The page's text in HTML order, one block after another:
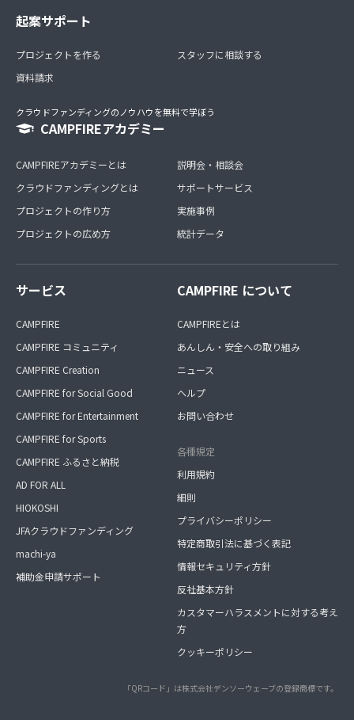
起案サポート
プロジェクトを作る
資料請求
スタッフに相談する
クラウドファンディングのノウハウを無料で学ぼう
CAMPFIREアカデミー
CAMPFIREアカデミーとは
クラウドファンディングとは
プロジェクトの作り方
プロジェクトの広め方
説明会・相談会
サポートサービス
実施事例
統計データ
サービス
CAMPFIRE
CAMPFIRE コミュニティ
CAMPFIRE Creation
CAMPFIRE for Social Good
CAMPFIRE for Entertainment
CAMPFIRE for Sports
CAMPFIRE ふるさと納税
AD FOR ALL
HIOKOSHI
JFAクラウドファンディング
machi-ya
補助金申請サポート
CAMPFIRE について
CAMPFIREとは
あんしん・安全への取り組み
ニュース
ヘルプ
お問い合わせ
各種規定
利用規約
細則
プライバシーポリシー
特定商取引法に基づく表記
情報セキュリティ方針
反社基本方針
カスタマーハラスメントに対する考え
方
クッキーポリシー
「QRコード」は株式会社デンソーウェーブの登録商標です。